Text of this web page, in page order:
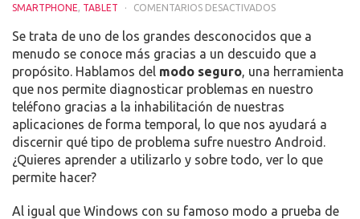
SMARTPHONE
TABLET COMENTARIOS DESACTIVADOSEN
ACTIVAR
EL
MODO
SEGURO
EN
ANDROID
PARA
DESCUBRIR
Se trata de uno de los grandes desconocidos que a
menudo se conoce más gracias a un descuido que a
propósito. Hablamos del modo seguro una herramienta
que nos permite diagnosticar problemas en nuestro
teléfono gracias a la inhabilitación de nuestras
aplicaciones de forma temporal, lo que nos ayudará a
discernir qué tipo de problema sufre nuestro Android.
¿Quieres aprender a utilizarlo y sobre todo, ver lo que
permite hacer?
Al igual que Windows con su famoso modo a prueba de